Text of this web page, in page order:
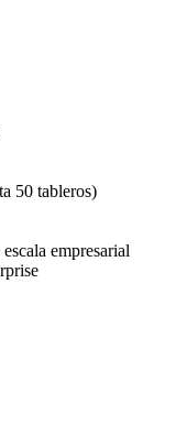
50 tableros)
empresarial